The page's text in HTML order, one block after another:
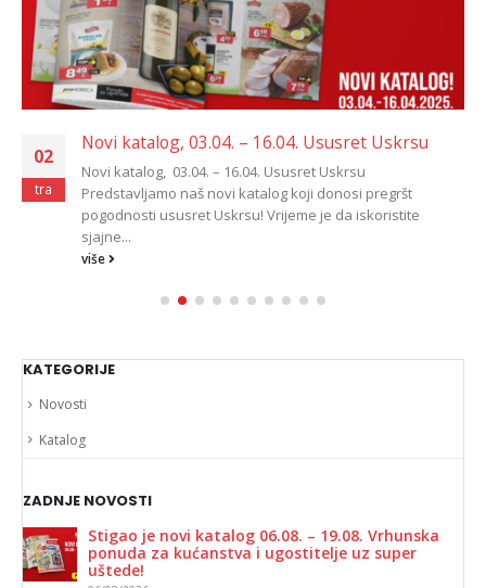
02
tra
Novi katalog, 03.04. – 16.04. Ususret Uskrsu
Novi katalog, 03.04. – 16.04. Ususret Uskrsu
Predstavljamo naš novi katalog koji donosi pregršt
pogodnosti ususret Uskrsu! Vrijeme je da iskoristite
sjajne...
više
KATEGORIJE
Novosti
Katalog
ZADNJE NOVOSTI
Stigao je novi katalog 06.08. – 19.08. Vrhunska
ponuda za kućanstva i ugostitelje uz super
uštede!